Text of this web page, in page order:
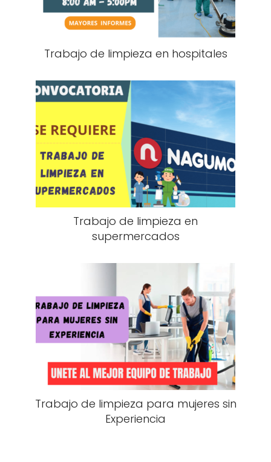
Trabajo de limpieza en hospitales
Trabajo de limpieza en
supermercados
Trabajo de limpieza para mujeres sin
Experiencia